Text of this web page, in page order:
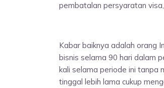
pembatalan persyaratan
Kabar baiknya adalah orang
bisnis selama 90 hari dalam
kali selama periode ini tanpa
tinggal lebih lama cukup